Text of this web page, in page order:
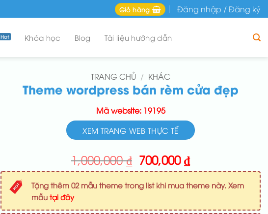
Giỏ hàng Đăng nhập / Đăng ký
Khóa học Blog Tài liệu hướng dẫn
TRANG CHỦ / KHÁC
Theme wordpress bán rèm cửa đẹp
Mã website: 19195
XEM TRANG WEB THỰC TẾ
1,000,000₫ Giá
gốc
là:
1,000,000 ₫.
700,000₫Giá
hiện
tại
là:
700,000 ₫.
Tặng thêm 02 mẫu theme trong list khi mua theme này. Xem
mẫu tại đây